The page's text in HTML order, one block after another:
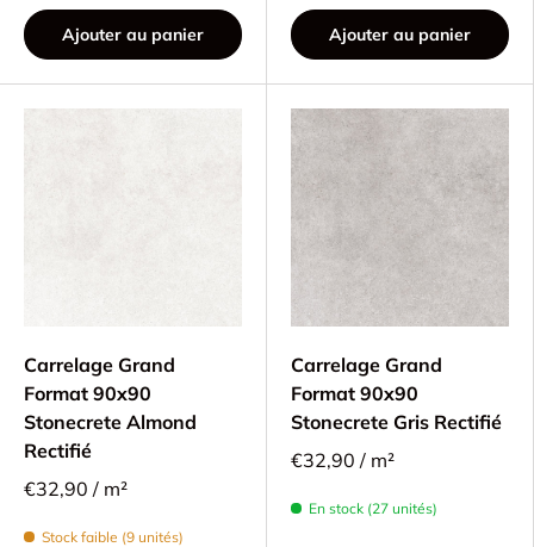
Ajouter au panier Ajouter au panier
Carrelage Grand
Format 90x90
Stonecrete Almond
Rectifié
€32,90 / m²
Stock faible (9 unités)
Carrelage Grand
Format 90x90
Stonecrete Gris Rectifié
€32,90 / m²
En stock (27 unités)